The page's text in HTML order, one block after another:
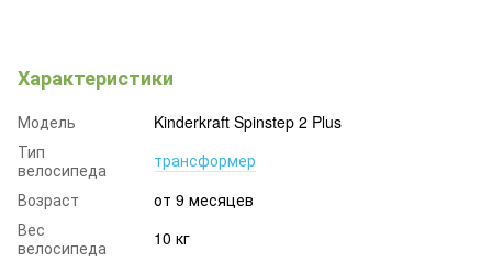
Характеристики
Модель
Kinderkraft Spinstep 2 Plus
Тип
велосипеда
трансформер
Возраст
от 9 месяцев
Вес
велосипеда
10 кг